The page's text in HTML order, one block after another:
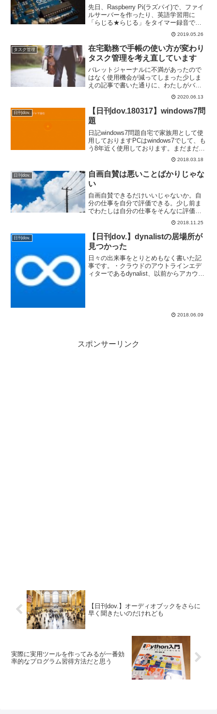
先日、Raspberry Pi(ラズパイ)で、ファイ
ルサーバーを作ったり、英語学習用に
「らじる★らじる」をタイマー録音でき
るようにして、ラズパイを触れる機会が
多くなってきて、もっといろいろと使っ
てみたいと思うようになってきて。例え
ば、ラズパ...
2019.05.26
タスク管理
在宅勤務で手帳の使い方が変わり
タスク管理を考え直しています
バレットジャーナルに不満があったので
はなく使用機会が減ってしまった少しま
えの記事で書いた通りに、わたしがバレ
ットジャーナルを使う用途はメインのタ
スク・スケジュール管理ではなくて、移
動中にさくっと確認するために使用する
ということ。そのためにメ...
2020.06.13
日刊dov.
【日刊dov.180317】windows7問
題
日記windows7問題自宅で家族用として使
用しておりますPCはwindows7でして、も
う8年近く使用しております。まだまだハ
ード的には全然サクサク使えるのでこの
まま使いつ付けたいのですけど、
windows7のサポート期限が2020年まで...
2018.03.18
日刊dov.
自画自賛は悪いことばかりじゃな
い
自画自賛できるだけいいじゃないか。自
分の仕事を自分で評価できる。少し前ま
でわたしは自分の仕事をそんなに評価で
きませんでした。それよりは全然まし、
自己肯定感が高くていい。自画自賛、こ
の言葉からそんなことを考えました。
2018.11.25
日刊dov.
【日刊dov.】dynalistの居場所が
見つかった
日々の出来事をとりとめもなく書いた記
事です。・クラウドのアウトラインエデ
ィターであるdynalist、以前からアカウン
2018.06.09
スポンサーリンク
【日刊dov.】オーディオブックをさらに
早く聞きたいのだけれども
実際に実用ツールを作ってみるが一番効
率的なプログラム習得方法だと思う